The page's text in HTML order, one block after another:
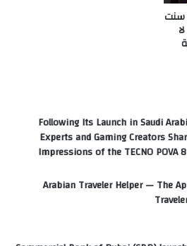
سنت
Following Its Launch in Saudi
Experts and Gaming Creators
Impressions of the TECNO POVA
Arabian Traveler Helper — The